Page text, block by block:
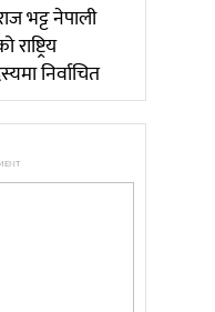
भट्ट नेपाली
निर्वाचित